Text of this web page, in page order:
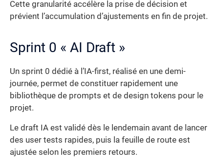
Cette granularité accélère la prise de décision et
prévient l’accumulation d’ajustements en fin de projet.
Sprint 0 « AI Draft »
Un sprint 0 dédié à l’IA-first, réalisé en une demi-
journée, permet de constituer rapidement une
bibliothèque de prompts et de design tokens pour le
projet.
Le draft IA est validé dès le lendemain avant de lancer
des user tests rapides, puis la feuille de route est
ajustée selon les premiers retours.